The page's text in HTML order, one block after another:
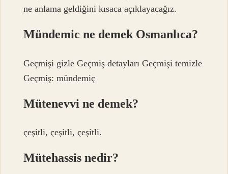
ne anlama geldiğini kısaca açıklayacağız.
Mündemic ne demek Osmanlıca?
Geçmişi gizle Geçmiş detayları Geçmişi temizle
Geçmiş: mündemiç
Mütenevvi ne demek?
çeşitli, çeşitli, çeşitli.
Mütehassis nedir?